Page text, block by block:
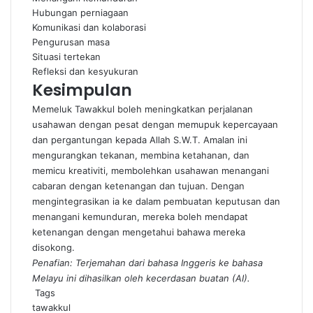
Hubungan perniagaan
Komunikasi dan kolaborasi
Pengurusan masa
Situasi tertekan
Refleksi dan kesyukuran
Kesimpulan
Memeluk Tawakkul boleh meningkatkan perjalanan
usahawan dengan pesat dengan memupuk kepercayaan
dan pergantungan kepada Allah S.W.T. Amalan ini
mengurangkan tekanan, membina ketahanan, dan
memicu kreativiti, membolehkan usahawan menangani
cabaran dengan ketenangan dan tujuan. Dengan
mengintegrasikan ia ke dalam pembuatan keputusan dan
menangani kemunduran, mereka boleh mendapat
ketenangan dengan mengetahui bahawa mereka
disokong.
Penafian: Terjemahan dari bahasa Inggeris ke bahasa
Melayu ini dihasilkan oleh kecerdasan buatan (AI).
Tags
tawakkul